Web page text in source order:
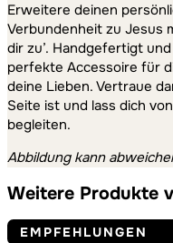
Erweitere deinen
Verbundenheit zu Jesus
dir zu’. Handgefertigt
perfekte Accessoire für
deine Lieben. Vertraue
Seite ist und lass dich
begleiten.
Abbildung kann
Weitere Produkte
EMPFEHLUNGEN